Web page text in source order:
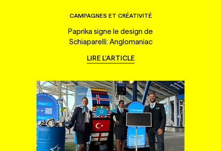
CAMPAGNES ET CRÉATIVITÉ
Paprika signe le design de
Schiaparelli: Anglomaniac
LIRE L'ARTICLE